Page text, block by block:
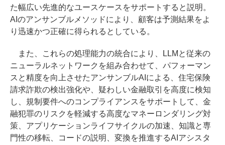
た幅広い先進的なユースケースをサポートすると説明。
AIのアンサンブルメソッドにより、顧客は予測結果をよ
り迅速かつ正確に得られるとしている。
また、これらの処理能力の統合により、LLMと従来の
ニューラルネットワークを組み合わせて、パフォーマン
スと精度を向上させたアンサンブルAIによる、住宅保険
請求詐欺の検出強化や、疑わしい金融取引を高度に検知
し、規制要件へのコンプライアンスをサポートして、金
融犯罪のリスクを軽減する高度なマネーロンダリング対
策、アプリケーションライフサイクルの加速、知識と専
門性の移転、コードの説明、変換を推進するAIアシスタ